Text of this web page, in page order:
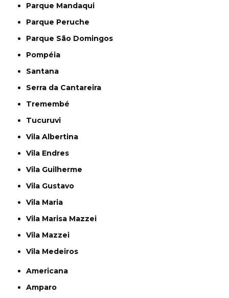
Parque Mandaqui
Parque Peruche
Parque São Domingos
Pompéia
Santana
Serra da Cantareira
Tremembé
Tucuruvi
Vila Albertina
Vila Endres
Vila Guilherme
Vila Gustavo
Vila Maria
Vila Marisa Mazzei
Vila Mazzei
Vila Medeiros
Americana
Amparo